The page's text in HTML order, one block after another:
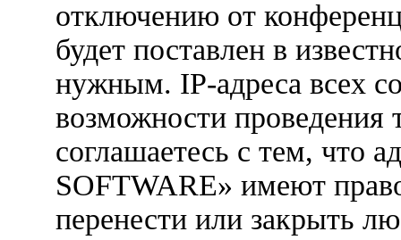
отключению от
будет поставлен в
нужным. IP-адреса всех
возможности
соглашаетесь с тем, что
SOFTWARE» имеют
перенести или закрыть